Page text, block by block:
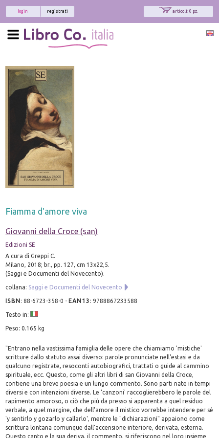
articoli: 0 pz.
registrati
login
Fiamma d'amore viva
Giovanni della Croce (san)
Edizioni SE
A cura di Greppi C.
Milano, 2018; br., pp. 127, cm 13x22,5.
(Saggi e Documenti del Novecento).
collana: Saggi e Documenti del Novecento
ISBN:88-6723-358-0 - EAN13 :9788867233588
Testo in:
Peso: 0.165 kg
"Entrano nella vastissima famiglia delle opere che chiamiamo 'mistiche'
scritture dallo statuto assai diverso: parole pronunciate nell'estasi e da
qualcuno registrate, resoconti autobiografici, trattati o guide al cammino
spirituale, ecc. Questo, come gli altri libri di san Giovanni della Croce,
contiene una breve poesia e un lungo commento. Sono parti nate in tempi
diversi e con intenzioni diverse. Le 'canzoni' raccoglierebbero le parole del
rapimento amoroso, o ciò che più da presso si apparenta a quel residuo
verbale, a quel margine, che dell'amore il mistico vorrebbe intendere per sé
'y sentirlo y gozarlo y callarlo', mentre le "dichiarazioni" appaiono come
scrittura lontana comunque dall'accensione interiore, derivata, esterna.
Questo canto e la sua deriva, il commento, si riferiscono nel loro insieme